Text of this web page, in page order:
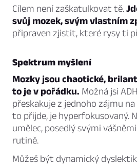
Cílem není zaškatulkovat tě.
svůj mozek, svým vlastním
připraven zjistit, které rysy ti
Spektrum myšlení
Mozky jsou chaotické,
to je v pořádku. Možná jsi
přeskakuje z jednoho zájmu na
to přijde, je hyperfokusovaný.
umělec, posedlý svými
rutině.
Můžeš být dynamický